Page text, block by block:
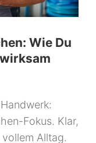
Wie Du
Fokus. Klar,
Alltag.